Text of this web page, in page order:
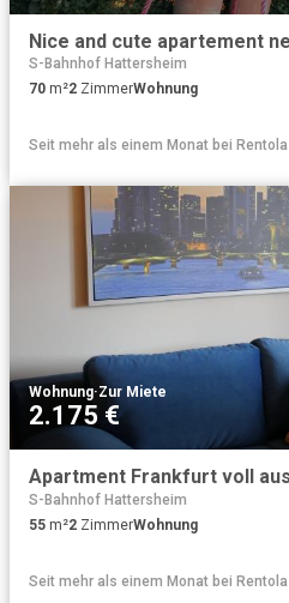
S-Bahnhof Hattersheim
70 m²2 ZimmerWohnung
Seit mehr als einem Monat bei Rentola
Wohnung·Zur Miete
2.175 €
S-Bahnhof Hattersheim
55 m²2 ZimmerWohnung
Seit mehr als einem Monat bei Rentola